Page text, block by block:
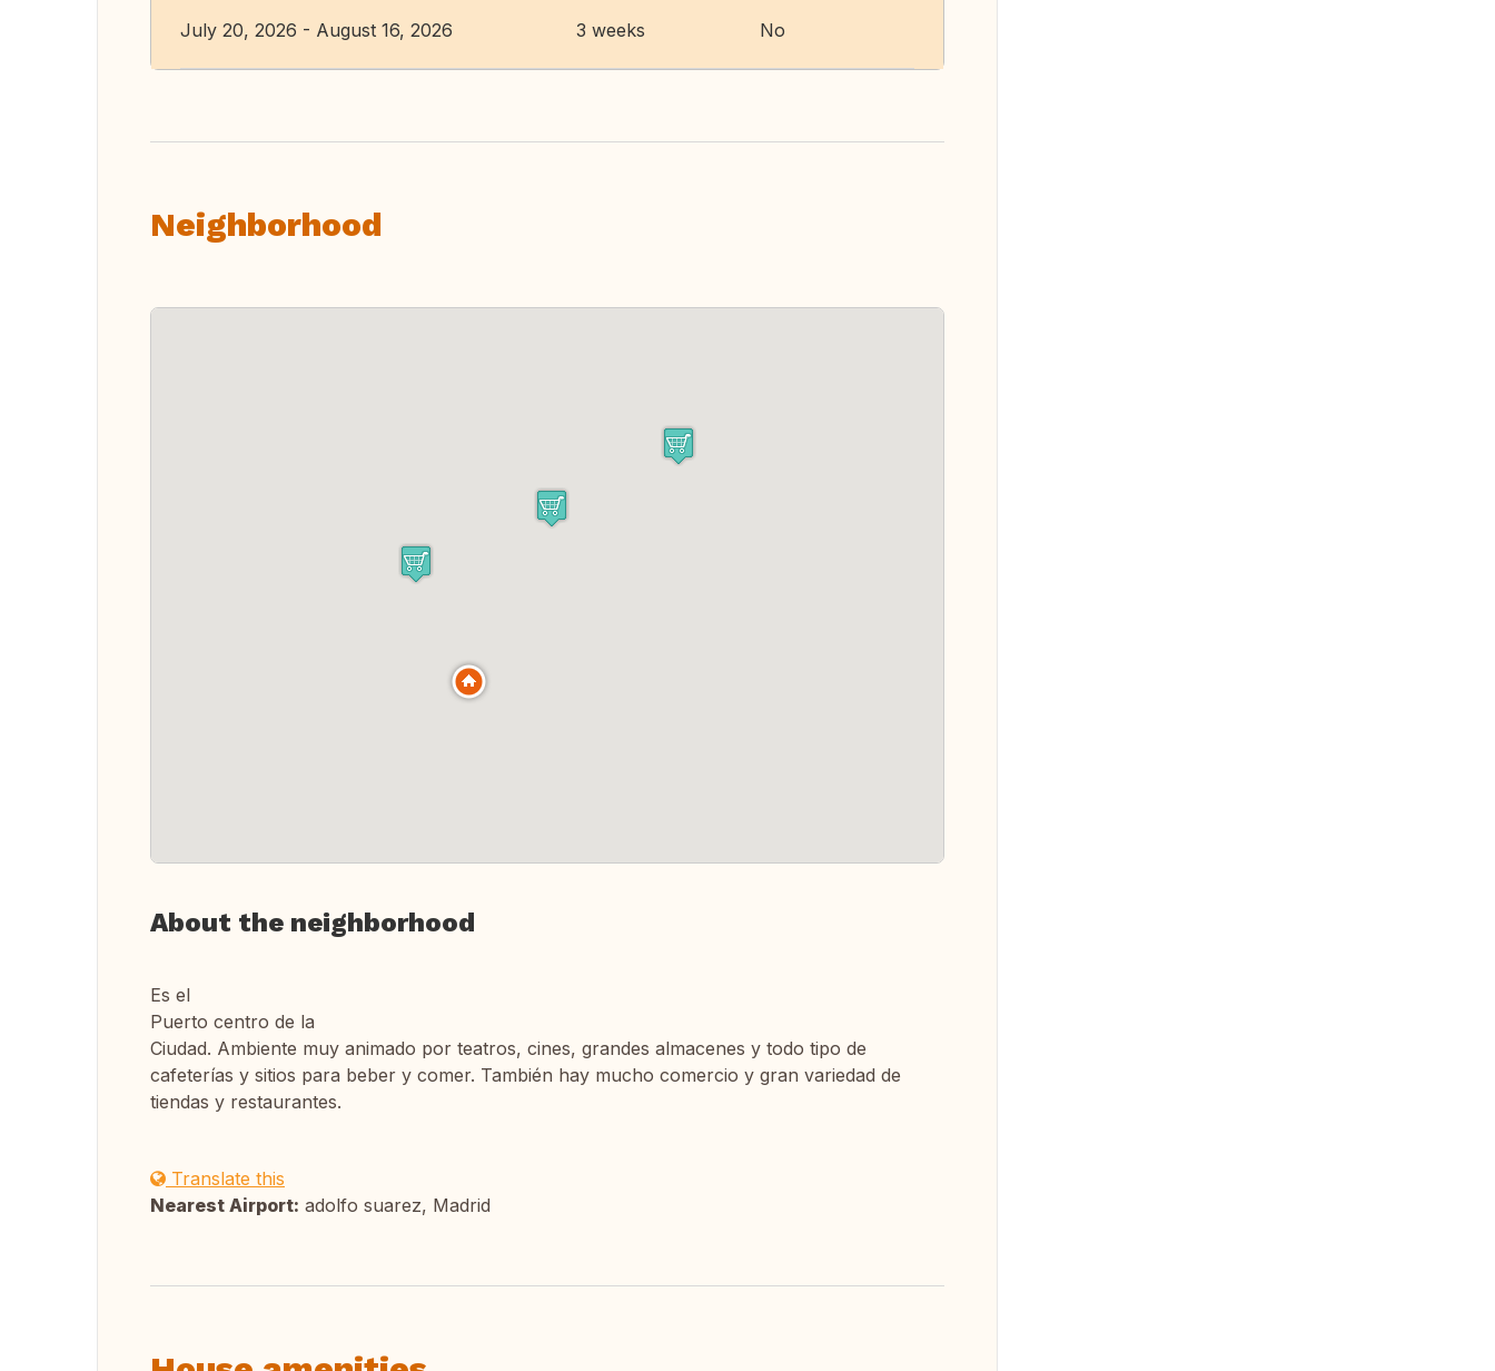
July 20, 2026 - August 16, 2026 3 weeks No
Neighborhood
About the neighborhood
Es el
Puerto centro de la
Ciudad. Ambiente muy animado por teatros, cines, grandes almacenes y todo tipo de
cafeterías y sitios para beber y comer. También hay mucho comercio y gran variedad de
tiendas y restaurantes.
Translate this
Nearest Airport: adolfo suarez, Madrid